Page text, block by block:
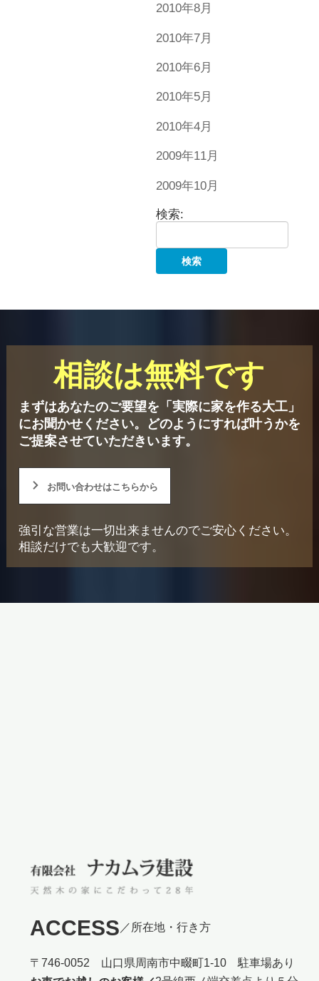
2010年8月
2010年7月
2010年6月
2010年5月
2010年4月
2009年11月
2009年10月
検索:
相談は無料です
まずはあなたのご要望を「実際に家を作る大工」
にお聞かせください。
どのようにすれば叶うかを
ご提案させていただきいます。
お問い合わせはこちらから
強引な営業は一切出来ませんのでご安心ください。
相談だけでも大歓迎です。
ACCESS ／所在地・行き方
〒746-0052 山口県周南市中畷町1-10 駐車場あり